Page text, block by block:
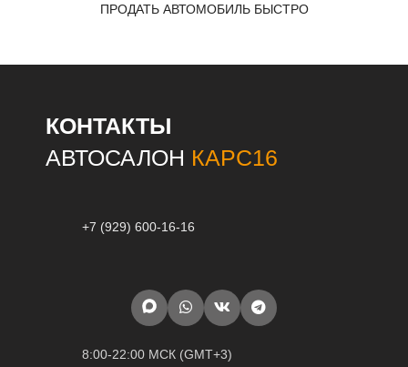
ПРОДАТЬ АВТОМОБИЛЬ БЫСТРО
КОНТАКТЫ
АВТОСАЛОН КАРС16
+7 (929) 600-16-16
8:00-22:00 МСК (GMT+3)